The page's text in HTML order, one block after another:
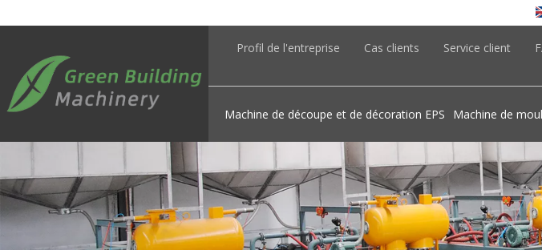
Profil de l'entreprise Cas clients Service client
Machine de découpe et de décoration EPS Machine de